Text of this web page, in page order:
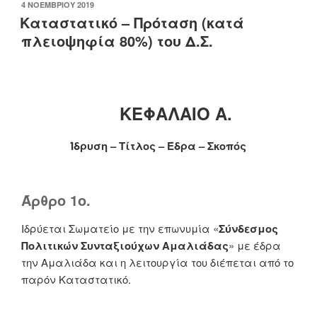
ΔΗΜΟΣΙΕΎΤΗΚΕ
ΣΤΙΣ
4 ΝΟΕΜΒΡΊΟΥ 2019
Καταστατικό – Πρόταση (κατά
πλειοψηφία 80%) του Δ.Σ.
ΚΕΦΑΛΑΙΟ Α.
Ίδρυση – Τίτλος – Έδρα – Σκοπός
Άρθρο 1ο.
Ιδρύεται Σωματείο με την επωνυμία «Σύνδεσμος
Πολιτικών Συνταξιούχων Αμαλιάδας» με έδρα
την Αμαλιάδα και η λειτουργία του διέπεται από το
παρόν Καταστατικό.